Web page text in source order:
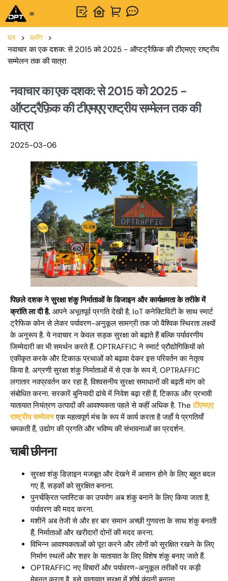
घर > ब्लॉग >
नवाचार का एक दशक: से 2015 को 2025 - ऑप्टट्रैफ़िक की टीएमएए राष्ट्रीय
सम्मेलन तक की यात्रा
नवाचार का एक दशक: से 2015 को 2025 -
ऑप्टट्रैफ़िक की टीएमएए राष्ट्रीय सम्मेलन तक की
यात्रा
2025-03-06
पिछले दशक ने सुरक्षा शंकु निर्माताओं के डिजाइन और कार्यक्षमता के तरीके में
क्रांति ला दी है. आपने अभूतपूर्व प्रगति देखी है, IoT कनेक्टिविटी के साथ स्मार्ट
ट्रैफिक कोन से लेकर पर्यावरण-अनुकूल सामग्री तक जो वैश्विक स्थिरता लक्ष्यों
के अनुरूप है. ये नवाचार न केवल सड़क सुरक्षा को बढ़ाते हैं बल्कि पर्यावरणीय
जिम्मेदारी का भी समर्थन करते हैं. OPTRAFFIC ने स्मार्ट प्रौद्योगिकियों को
एकीकृत करके और टिकाऊ प्रथाओं को बढ़ावा देकर इस परिवर्तन का नेतृत्व
किया है. अग्रणी सुरक्षा शंकु निर्माताओं में से एक के रूप में, OPTRAFFIC
लगातार नवप्रवर्तन कर रहा है, विश्वसनीय सुरक्षा समाधानों की बढ़ती मांग को
संबोधित करना. सरकारें बुनियादी ढांचे में निवेश बढ़ा रही हैं, टिकाऊ और प्रभावी
यातायात नियंत्रण उत्पादों की आवश्यकता पहले से कहीं अधिक है. The टीएमएए
राष्ट्रीय सम्मेलनएक महत्वपूर्ण मंच के रूप में कार्य करता है जहाँ ये प्रगतियाँ
चमकती हैं, उद्योग की प्रगति और भविष्य की संभावनाओं का प्रदर्शन.
चाबी छीनना
सुरक्षा शंकु डिज़ाइन मजबूत और देखने में आसान होने के लिए बहुत बदल
गए हैं, सड़कों को सुरक्षित बनाना.
पुनर्चक्रित प्लास्टिक का उपयोग अब शंकु बनाने के लिए किया जाता है,
पर्यावरण की मदद करना.
मशीनें अब तेजी से और हर बार समान अच्छी गुणवत्ता के साथ शंकु बनाती
हैं, निर्माताओं और खरीदारों दोनों की मदद करना.
विभिन्न आवश्यकताओं को पूरा करने और लोगों को सुरक्षित रखने के लिए
निर्माण स्थलों और शहर के यातायात के लिए विशेष शंकु बनाए जाते हैं.
OPTRAFFIC नए विचारों और पर्यावरण-अनुकूल तरीकों पर कड़ी